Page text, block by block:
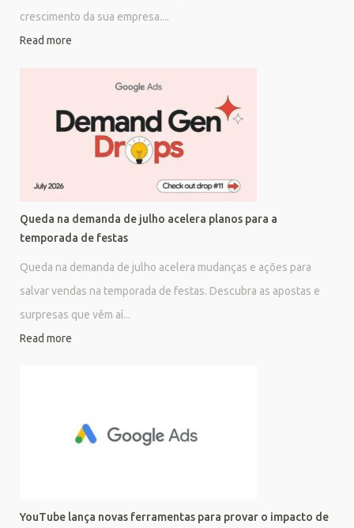
crescimento da sua empresa....
Read more
Queda na demanda de julho acelera planos para a
temporada de festas
Queda na demanda de julho acelera mudanças e ações para
salvar vendas na temporada de festas. Descubra as apostas e
surpresas que vêm aí...
Read more
YouTube lança novas ferramentas para provar o impacto de